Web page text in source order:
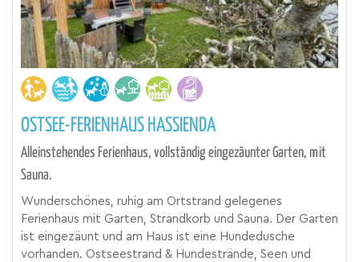
OSTSEE-FERIENHAUS HASSIENDA
Alleinstehendes Ferienhaus, vollständig eingezäunter Garten, mit
Sauna.
Wunderschönes, ruhig am Ortstrand gelegenes
Ferienhaus mit Garten, Strandkorb und Sauna. Der Garten
ist eingezäunt und am Haus ist eine Hundedusche
vorhanden. Ostseestrand & Hundestrände, Seen und